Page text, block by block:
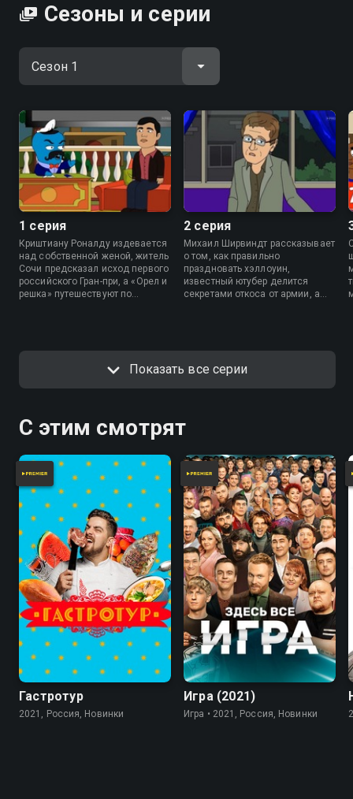
Сезоны и серии
1 серия
Криштиану Роналду издевается
над собственной женой, житель
Сочи предсказал исход первого
российского Гран-при, а «Орел и
решка» путешествуют по
2 серия
Михаил Ширвиндт рассказывает
о том, как правильно
праздновать хэллоуин,
известный ютубер делится
секретами откоса от армии, а
Показать все серии
С этим смотрят
Гастротур
2021, Россия, Новинки
7.8
Игра (2021)
Игра • 2021, Россия, Новинки